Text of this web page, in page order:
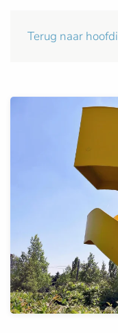
Terug naar